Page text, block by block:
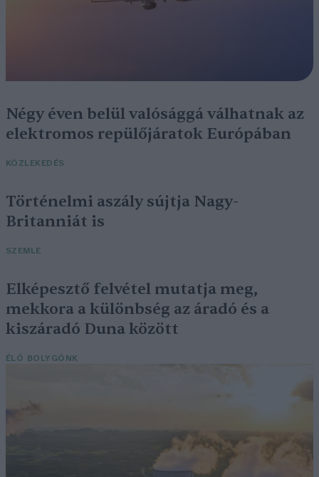
Négy éven belül valósággá válhatnak az
elektromos repülőjáratok Európában
KÖZLEKEDÉS
Történelmi aszály sújtja Nagy-
Britanniát is
SZEMLE
Elképesztő felvétel mutatja meg,
mekkora a különbség az áradó és a
kiszáradó Duna között
ÉLŐ BOLYGÓNK